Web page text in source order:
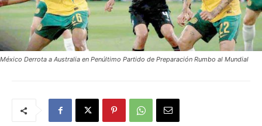
México Derrota a Australia en Penúltimo Partido de Preparación Rumbo al Mundial